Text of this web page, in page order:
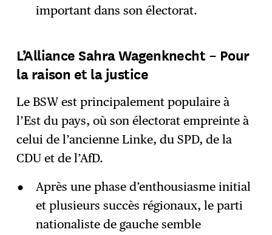
important dans son électorat.
L’Alliance Sahra Wagenknecht – Pour
la raison et la justice
Le BSW est principalement populaire à
l’Est du pays, où son électorat empreinte à
celui de l’ancienne Linke, du SPD, de la
CDU et de l’AfD.
Après une phase d’enthousiasme initial
et plusieurs succès régionaux, le parti
nationaliste de gauche semble